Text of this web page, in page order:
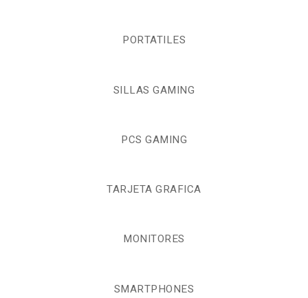
PORTATILES
SILLAS GAMING
PCS GAMING
TARJETA GRAFICA
MONITORES
SMARTPHONES